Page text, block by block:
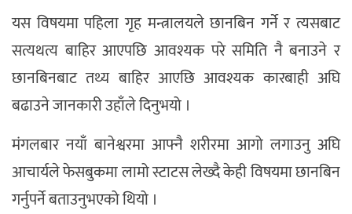
यस विषयमा पहिला गृह मन्त्रालयले छानबिन गर्ने र त्यसबाट
सत्यथत्य बाहिर आएपछि आवश्यक परे समिति नै बनाउने र
छानबिनबाट तथ्य बाहिर आएछि आवश्यक कारबाही अघि
बढाउने जानकारी उहाँले दिनुभयो ।
मंगलबार नयाँ बानेश्वरमा आफ्नै शरीरमा आगो लगाउनु अघि
आचार्यले फेसबुकमा लामो स्टाटस लेख्दै केही विषयमा छानबिन
गर्नुपर्ने बताउनुभएको थियो ।